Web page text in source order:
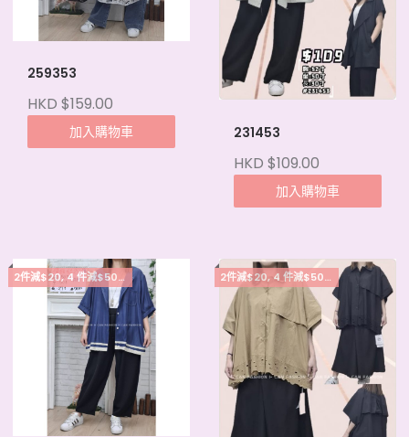
259353
HKD $159.00
加入購物車 231453
HKD $109.00
加入購物車
2件減$20, 4 件減$50, 5件起每件減$15 2件減$20, 4 件減$50, 5件起每件減$15